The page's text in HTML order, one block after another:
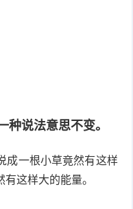
种说法意思不变。
成一根小草竟然有这样
这样大的能量。